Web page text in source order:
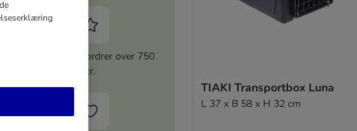
5% rabat for ordrer over 750
kr.
TIAKI Transportbox Luna
L 37 x B 58 x H 32 cm